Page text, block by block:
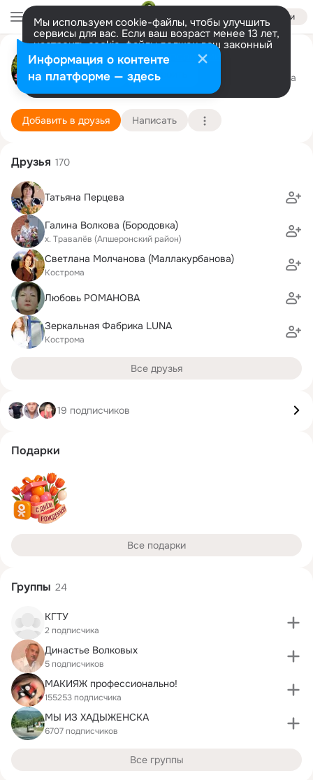
Войти
Мы используем cookie-файлы, чтобы улучшить
сервисы для вас. Если ваш возраст менее 13 лет,
настроить cookie-файлы должен ваш законный
представитель. Больше информации
Разрешить все Настроить
Ольга Перцева (Волкова)
Кострома 29 декабря (39 лет)
39 школа
Подробнее
Добавить в друзья Написать
Друзья 170
Татьяна Перцева
Галина Волкова (Бородовка)
х. Травалёв (Апшеронский район)
Светлана Молчанова (Маллакурбанова)
Кострома
Любовь РОМАНОВА
Зеркальная Фабрика LUNA
Кострома
Все друзья
19 подписчиков
Подарки
Все подарки
Группы 24
КГТУ
2 подписчика
Династье Волковых
5 подписчиков
МАКИЯЖ профессионально!
155253 подписчика
МЫ ИЗ ХАДЫЖЕНСКА
6707 подписчиков
Все группы
Информация о контенте
на платформе — здесь